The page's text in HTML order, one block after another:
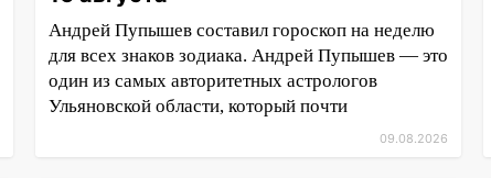
Андрей Пупышев составил гороскоп на неделю
для всех знаков зодиака. Андрей Пупышев — это
один из самых авторитетных астрологов
Ульяновской области, который почти
09.08.2026